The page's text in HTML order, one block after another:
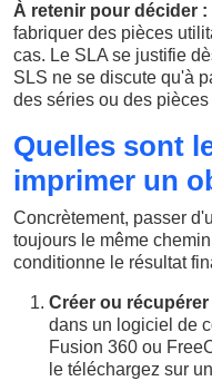
À retenir pour décider :
fabriquer des pièces
cas. Le SLA se justifie
SLS ne se discute qu'à
des séries ou des
Quelles sont
imprimer un
Concrètement, passer
toujours le même
conditionne le résultat
Créer ou récupérer
dans un logiciel de
Fusion 360 ou
le téléchargez sur